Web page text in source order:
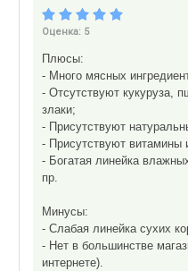
Оценка: 5
Плюсы:
- Много мясных
- Отсутствуют кукуруза,
злаки;
- Присутствуют
- Присутствуют витамины
- Богатая линейка
пр.
Минусы:
- Слабая линейка сухих
- Нет в большинстве
интернете).